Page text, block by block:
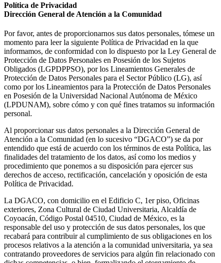
Política de Privacidad
Dirección General de Atención a la Comunidad
Por favor, antes de proporcionarnos sus datos personales, tómese un
momento para leer la siguiente Política de Privacidad en la que
informamos, de conformidad con lo dispuesto por la Ley General de
Protección de Datos Personales en Posesión de los Sujetos
Obligados (LGPDPPSO), por los Lineamientos Generales de
Protección de Datos Personales para el Sector Público (LG), así
como por los Lineamientos para la Protección de Datos Personales
en Posesión de la Universidad Nacional Autónoma de México
(LPDUNAM), sobre cómo y con qué fines tratamos su información
personal.
Al proporcionar sus datos personales a la Dirección General de
Atención a la Comunidad (en lo sucesivo “DGACO”) se da por
entendido que está de acuerdo con los términos de esta Política, las
finalidades del tratamiento de los datos, así como los medios y
procedimiento que ponemos a su disposición para ejercer sus
derechos de acceso, rectificación, cancelación y oposición de esta
Política de Privacidad.
La DGACO, con domicilio en el Edificio C, 1er piso, Oficinas
exteriores, Zona Cultural de Ciudad Universitaria, Alcaldía de
Coyoacán, Código Postal 04510, Ciudad de México, es la
responsable del uso y protección de sus datos personales, los que
recabará para contribuir al cumplimiento de sus obligaciones en los
procesos relativos a la atención a la comunidad universitaria, ya sea
contratando proveedores de servicios para algún fin relacionado con